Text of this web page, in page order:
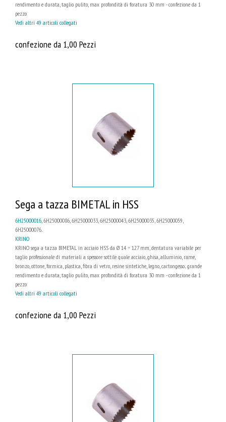
rendimento e durata, taglio pulito, max profondità di foratura 30 mm - confezione da 1
pezzo
Vedi altri 49 articoli collegati
confezione da 1,00 Pezzi
Sega a tazza BIMETAL in HSS
6H25000016 , 6H25000086, 6H25000033, 6H25000043, 6H25000035, 6H25000059,
6H25000076...
KRINO
KRINO sega a tazza BIMETAL in acciaio HSS da Ø 14 ÷ 127 mm, dentatura variabile per
taglio professionale di materiali a spessore sottile quale acciaio, ghisa, alluminio, rame,
bronzo, ottone, formica, plastica, fibra di vetro, resine sintetiche, legno, cartongesso; grande
rendimento e durata, taglio pulito, max profondità di foratura 30 mm - confezione da 1
pezzo
Vedi altri 49 articoli collegati
confezione da 1,00 Pezzi